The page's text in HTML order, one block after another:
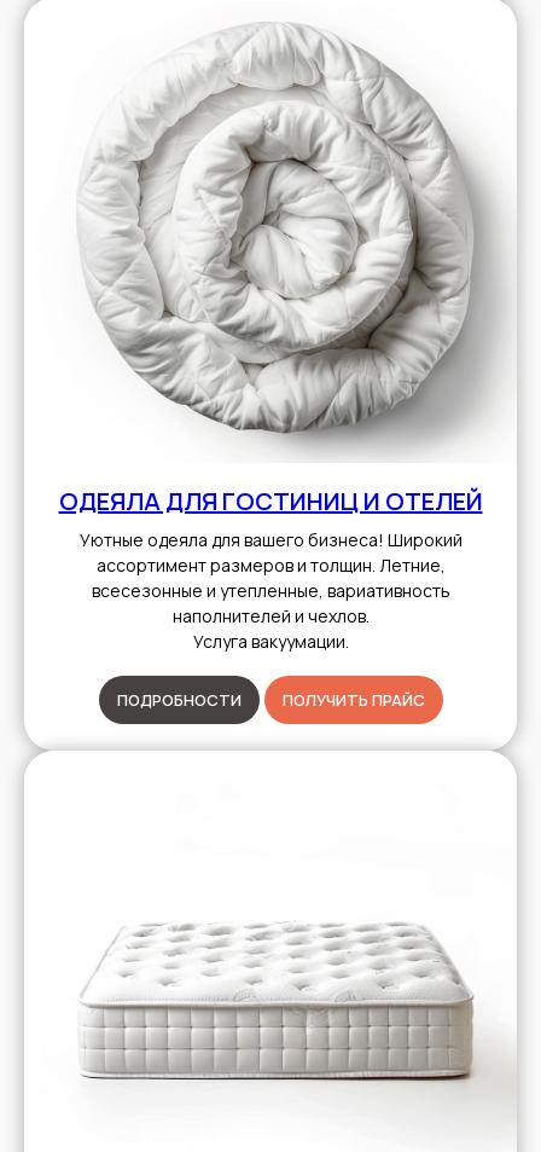
ОДЕЯЛА ДЛЯ ГОСТИНИЦ И ОТЕЛЕЙ
Уютные одеяла для вашего бизнеса! Широкий
ассортимент размеров и толщин. Летние,
всесезонные и утепленные, вариативность
наполнителей и чехлов.
Услуга вакуумации.
ПОДРОБНОСТИ ПОЛУЧИТЬ ПРАЙС